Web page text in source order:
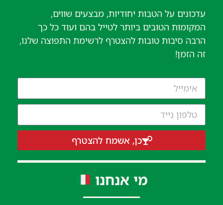
עדכונים על הטבות יחודיות, מבצעים שווים,
המקומות הטובים ביותר לטייל בהם ועוד כל כך
הרבה סיבות טובות להצטרף לרשימת התפוצה שלנו,
זה הזמן!
כן, אשמח להצטרף
מי אנחנו